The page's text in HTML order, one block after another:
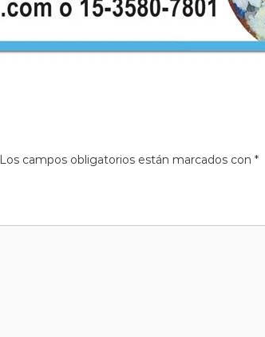
Los campos obligatorios están marcados con *